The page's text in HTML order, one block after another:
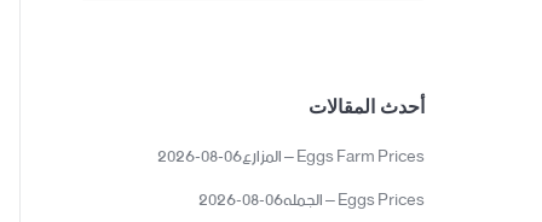
أحدث المقالات
Eggs Farm Prices – المزارع06-08-2026
Eggs Prices – الجمله06-08-2026